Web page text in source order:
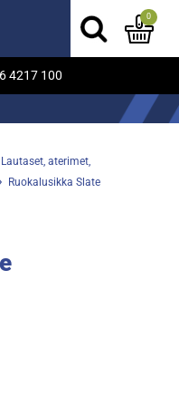
4217 100
0
Lautaset, aterimet,
Ruokalusikka Slate